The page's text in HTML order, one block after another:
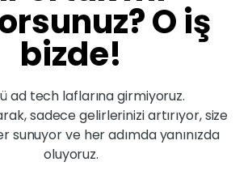
O iş
bizde!
ad tech laflarına girmiyoruz.
sadece gelirlerinizi artırıyor, size
sunuyor ve her adımda yanınızda
oluyoruz.